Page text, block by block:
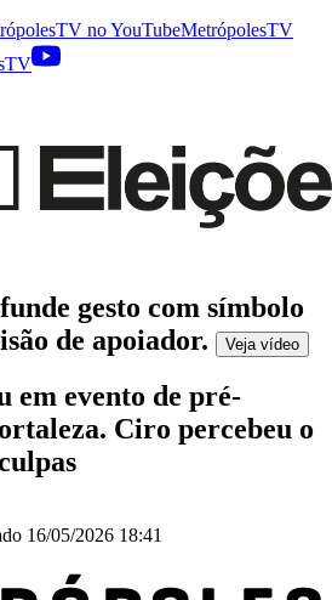
noYouTubeMetrópolesTV
gesto com símbolo
de apoiador. Veja vídeo
em evento de pré-
Ciro percebeu o
16/05/2026 18:41